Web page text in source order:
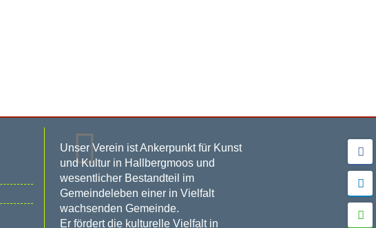
Unser Verein ist Ankerpunkt für Kunst
und Kultur in Hallbergmoos und
wesentlicher Bestandteil im
Gemeindeleben einer in Vielfalt
wachsenden Gemeinde.
Er fördert die kulturelle Vielfalt in